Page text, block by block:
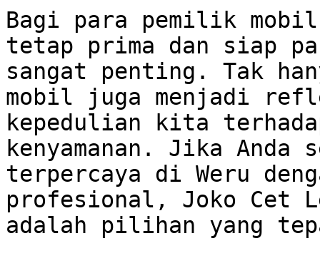
Bagi para pemilik mobil
tetap prima dan siap
sangat penting. Tak
mobil juga menjadi
kepedulian kita
kenyamanan. Jika Anda
terpercaya di Weru
profesional, Joko Cet
adalah pilihan yang